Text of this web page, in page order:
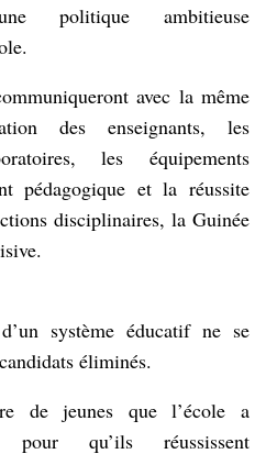
politique ambitieuse
avec la même
des enseignants, les
les équipements
pédagogique et la réussite
disciplinaires, la Guinée
système éducatif ne se
éliminés.
de jeunes que l’école a
pour qu’ils réussissent